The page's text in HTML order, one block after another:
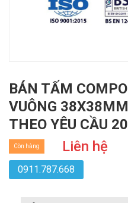
BÁN TẤM
VUÔNG
THEO YÊU CẦU
Liên hệ
Còn hàng
0911.787.668